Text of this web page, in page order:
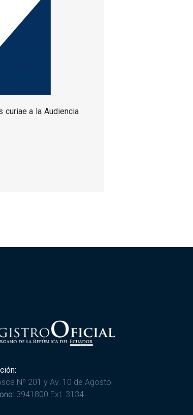
curiae a la Audiencia
Nº 201 y Av. 10 de Agosto
3941800 Ext. 3134